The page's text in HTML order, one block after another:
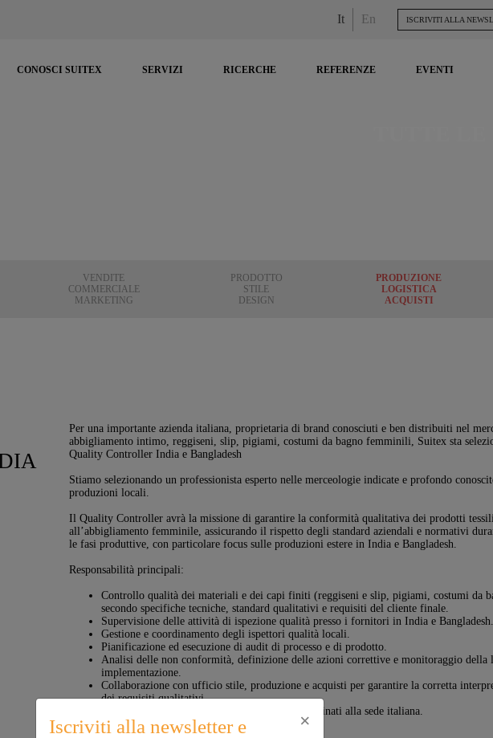
It En ISCRIVITI ALLA
CONOSCI SUITEX SERVIZI RICERCHE REFERENZE EVENTI
Iscriviti alla newsletter e
×
PRODOTTO
STILE
DESIGN
PRODUZIONE
LOGISTICA
ACQUISTI
VENDITE
COMMERCIALE
MARKETING
Per una importante azienda italiana, proprietaria di brand conosciuti e ben distribuiti nel
abbigliamento intimo, reggiseni, slip, pigiami, costumi da bagno femminili, Suitex sta
Quality Controller India e Bangladesh
Stiamo selezionando un professionista esperto nelle merceologie indicate e profondo
produzioni locali.
Il Quality Controller avrà la missione di garantire la conformità qualitativa dei prodotti
all’abbigliamento femminile, assicurando il rispetto degli standard aziendali e normativi
le fasi produttive, con particolare focus sulle produzioni estere in India e Bangladesh.
Responsabilità principali:
Controllo qualità dei materiali e dei capi finiti (reggiseni e slip, pigiami, costumi da
secondo specifiche tecniche, standard qualitativi e requisiti del cliente finale.
Supervisione delle attività di ispezione qualità presso i fornitori in India e Bangladesh.
Gestione e coordinamento degli ispettori qualità locali.
Pianificazione ed esecuzione di audit di processo e di prodotto.
Analisi delle non conformità, definizione delle azioni correttive e monitoraggio della
implementazione.
Collaborazione con ufficio stile, produzione e acquisti per garantire la corretta
dei requisiti qualitativi.
Redazione di report di ispezione e di qualità destinati alla sede italiana.